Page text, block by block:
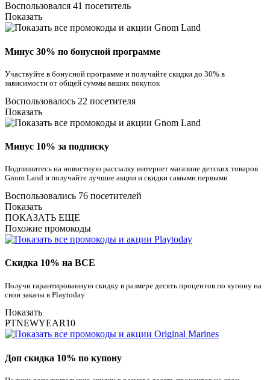
Воспользовался 41 посетитель
Показать
Минус 30% по бонусной программе
Участвуйте в бонусной программе и получайте скидки до 30% в
зависимости от общей суммы ваших покупок
Воспользовалось 22 посетителя
Показать
Минус 10% за подписку
Подпишитесь на новостную рассылку интернет магазине детских товаров
Gnom Land и получайте лучшие акции и скидки самыми первыми
Воспользовались 76 посетителей
Показать
ПОКАЗАТЬ ЕЩЕ
Похожие промокоды
Скидка 10% на ВСЕ
Получи гарантированную скидку в размере десять процентов по купону на
свои заказы в Playtoday
Показать
PTNEWYEAR10
Доп скидка 10% по купону